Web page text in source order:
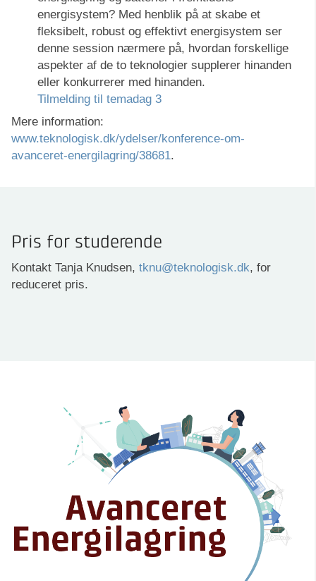
energisystem? Med henblik på at skabe et
fleksibelt, robust og effektivt energisystem ser
denne session nærmere på, hvordan forskellige
aspekter af de to teknologier supplerer hinanden
eller konkurrerer med hinanden.
Tilmelding til temadag 3
Mere information:
www.teknologisk.dk/ydelser/konference-om-
avanceret-energilagring/38681.
Pris for studerende
Kontakt Tanja Knudsen, tknu@teknologisk.dk, for
reduceret pris.